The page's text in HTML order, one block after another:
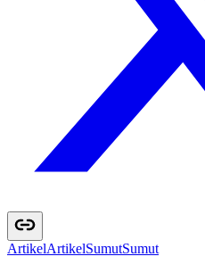
ArtikelArtikelSumutSumut